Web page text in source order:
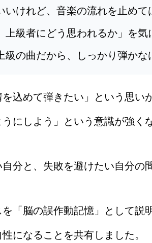
いけれど、音楽の流れを止め
上級者にどう思われるか」を
級の曲だから、しっかり弾か
込めて弾きたい」という思い
にしよう」という意識が強く
分と、失敗を避けたい自分の
「脳の誤作動記憶」として説
になることを共有しました。